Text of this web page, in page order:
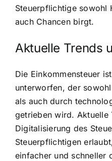
Steuerpflichtige sowohl
auch Chancen birgt.
Aktuelle Trends
Die Einkommensteuer
unterworfen, der
als auch durch
getrieben wird. Aktuelle
Digitalisierung des
Steuerpflichtigen
einfacher und schneller